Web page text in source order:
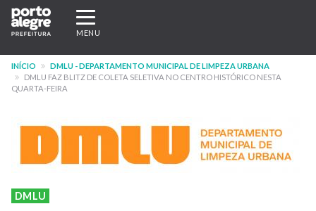
Pular
para
conteúdo
principal
Expandir/recolher
navegação
MENU
INÍCIO
DMLU - DEPARTAMENTO MUNICIPAL DE LIMPEZA URBANA
DMLU FAZ BLITZ DE COLETA SELETIVA NO CENTRO HISTÓRICO NESTA
QUARTA-FEIRA
DMLU